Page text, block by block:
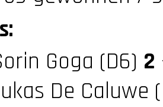
Goga (D6) 2
De Caluwe